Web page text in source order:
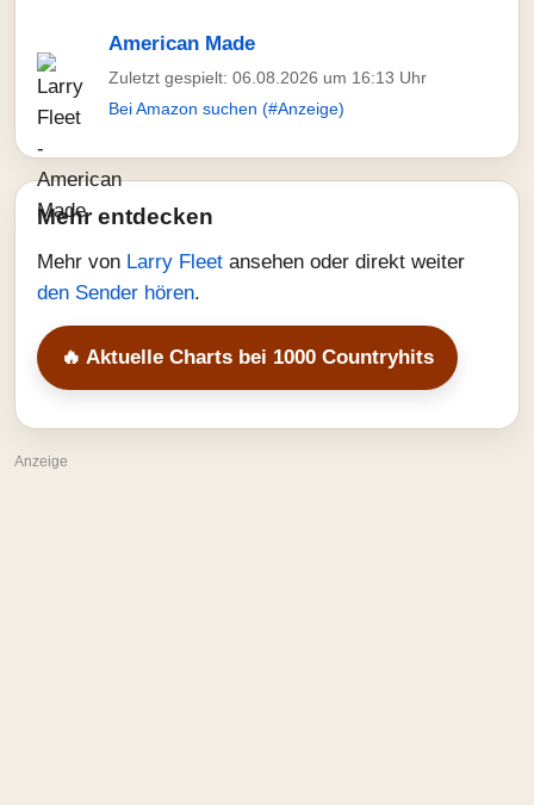
American Made
Zuletzt gespielt: 06.08.2026 um 16:13 Uhr
Bei Amazon suchen (#Anzeige)
Mehr entdecken
Mehr von Larry Fleet ansehen oder direkt weiter
den Sender hören.
🔥 Aktuelle Charts bei 1000 Countryhits
Anzeige